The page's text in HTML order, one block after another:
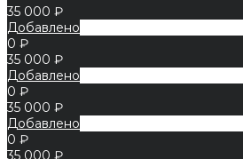
35 000 ₽
Добавлено
0 ₽
35 000 ₽
Добавлено
0 ₽
35 000 ₽
Добавлено
0 ₽
35 000 ₽